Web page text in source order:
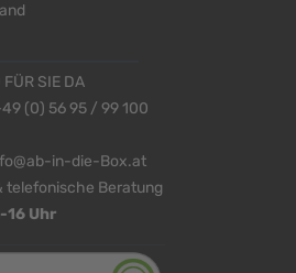
FÜR SIE DA
(0) 56 95 / 99 100
in-die-Box.at
telefonische Beratung
16 Uhr